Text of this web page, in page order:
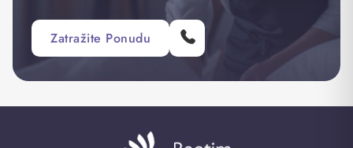
Zatražite Ponudu